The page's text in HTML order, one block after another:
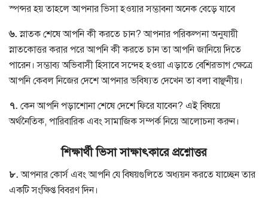
স্পন্সর হয় তাহলে আপনার ভিসা হওয়ার সম্ভাবনা অনেক বেড়ে যাবে
৬.স্নাতক শেষে আপনি কী করতে চান?আপনার পরিকল্পনা অনুযায়ী
স্নাতকোত্তর করার পরে আপনি কী করতে চান তা আপনি জানিয়ে দিতে
পারেন। সম্ভাব্য অভিবাসী হিসাবে সন্দেহ হওয়া এড়াতে বেশিরভাগ ক্ষেত্রে
আপনি কেবল নিজের দেশে আপনার ভবিষ্যত দেখেন তা বলা বাঞ্ছনীয়।
৭. কেন আপনি পড়াশোনা শেষে দেশে ফিরে যাবেন? এই বিষয়ে
অর্থনৈতিক, পারিবারিক এবং সামাজিক সম্পর্ক নিয়ে আলোচনা করুন।
শিক্ষার্থী ভিসা সাক্ষাৎকারে প্রশ্নোত্তর
৮.আপনার কোর্স এবং আপনি যে বিষয়গুলিতে অধ্যয়ন করতে যাচ্ছেন তার
একটি সংক্ষিপ্ত বিবরণ দিন।